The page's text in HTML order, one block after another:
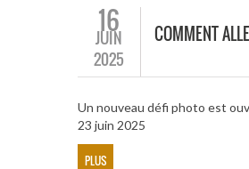
16
JUIN
2025
COMMENT
Un nouveau défi photo est
23 juin 2025
PLUS